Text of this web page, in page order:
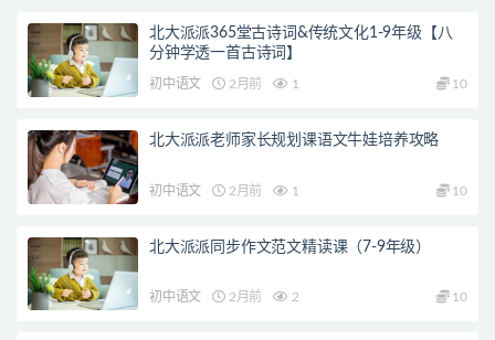
北大派派365堂古诗词&传统文化1-9年级【八
分钟学透一首古诗词】
初中语文 2月前 1 10
北大派派老师家长规划课语文牛娃培养攻略
初中语文 2月前 1 10
北大派派同步作文范文精读课（7-9年级）
初中语文 2月前 2 10